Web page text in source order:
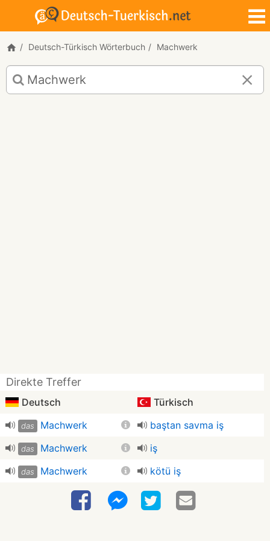
Deutsch-Türkisch Wörterbuch Machwerk
Deutsch-
Türkisch
Übersetzung
Direkte Treffer
Deutsch Türkisch
das Machwerk baştan savma iş
das Machwerk iş
das Machwerk kötü iş